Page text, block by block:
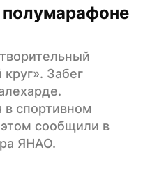
Забег
в спортивном
сообщили в
ЯНАО.